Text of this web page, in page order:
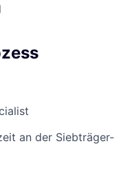
an der Siebträger-